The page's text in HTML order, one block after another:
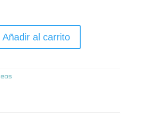
Añadir al carrito